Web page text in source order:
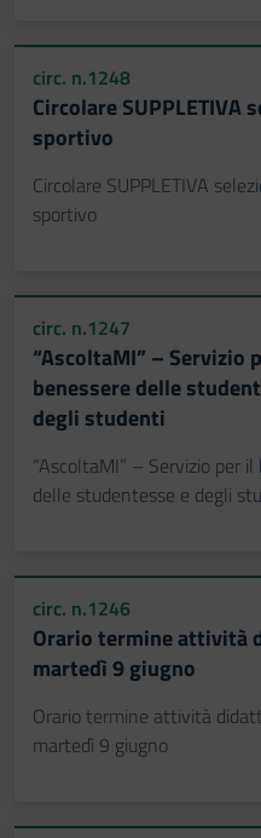
circ. n.1248
Circolare SUPPLETIVA
sportivo
Circolare SUPPLETIVA
sportivo
circ. n.1247
“AscoltaMI” – Servizio
benessere delle
degli studenti
“AscoltaMI” – Servizio per il
delle studentesse e degli
circ. n.1246
Orario termine attività
martedì 9 giugno
Orario termine attività
martedì 9 giugno